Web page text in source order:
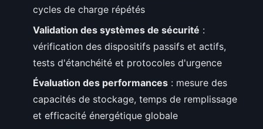
cycles de charge répétés
Validation des systèmes de sécurité :
vérification des dispositifs passifs et actifs,
tests d'étanchéité et protocoles d'urgence
Évaluation des performances : mesure des
capacités de stockage, temps de remplissage
et efficacité énergétique globale